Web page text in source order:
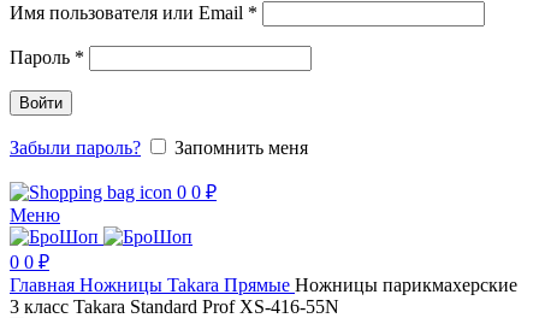
Имя пользователя или Email *
Пароль *
Войти
Забыли пароль? Запомнить меня
0 0 ₽
Меню
0 0 ₽
Главная Ножницы Takara Прямые Ножницы парикмахерские
3 класс Takara Standard Prof XS-416-55N